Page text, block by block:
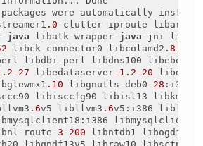
packages were automatically
.0 -clutter iproute
java libatk-wrapper- java -jni
libck-connector0 libcolamd2 .8 .0
libdbi-perl libdns100 libebook-
-27 libedataserver-1.2 -20
.10 libgnutls-deb0 -28 :i386
libisccfg90 libisl13
.6v5 libllvm3 .6v5:i386
libmysqlclient20
route -3 -200 libntdb1 libogdi3